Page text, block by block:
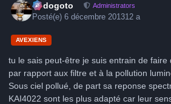
frédogoto Administrators
Posté(e)6 décembre 201312 a
AVEXIENS
tu le sais peut-être je suis entrain de faire
par rapport aux filtre et à la pollution
Sous ciel pollué, de part sa reponse
KAI4022 sont les plus adapté car leur